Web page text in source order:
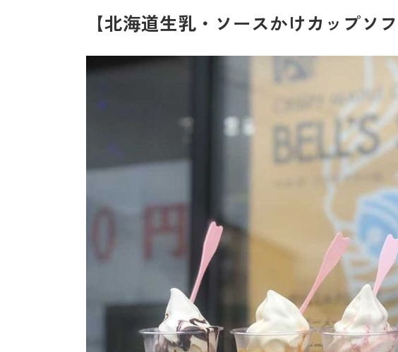
【北海道生乳・ソースかけカップソ